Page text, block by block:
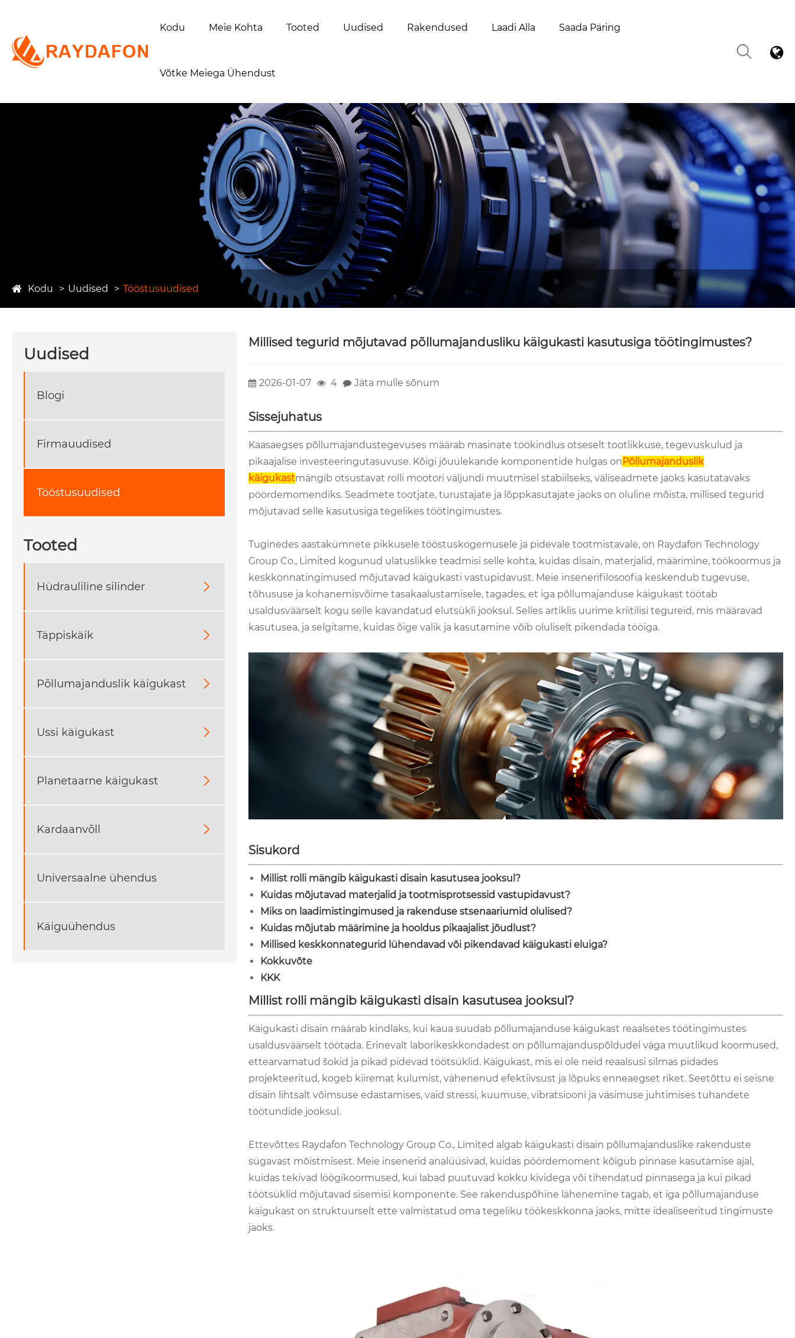
Kodu Meie Kohta Tooted Uudised Rakendused Laadi Alla Saada Päring
Võtke Meiega Ühendust
Kodu Uudised Tööstusuudised
Uudised
Blogi
Firmauudised
Tööstusuudised
Tooted
Hüdrauliline silinder 
Täppiskäik 
Põllumajanduslik käigukast 
Ussi käigukast 
Planetaarne käigukast 
Kardaanvõll 
Universaalne ühendus
Käiguühendus
Millised tegurid mõjutavad põllumajandusliku käigukasti kasutusiga töötingimustes?
2026-01-07 4 Jäta mulle sõnum
Sissejuhatus
Kaasaegses põllumajandustegevuses määrab masinate töökindlus otseselt tootlikkuse, tegevuskulud ja
pikaajalise investeeringutasuvuse. Kõigi jõuülekande komponentide hulgas onPõllumajanduslik
käigukastmängib otsustavat rolli mootori väljundi muutmisel stabiilseks, väliseadmete jaoks kasutatavaks
pöördemomendiks. Seadmete tootjate, turustajate ja lõppkasutajate jaoks on oluline mõista, millised tegurid
mõjutavad selle kasutusiga tegelikes töötingimustes.
Tuginedes aastakümnete pikkusele tööstuskogemusele ja pidevale tootmistavale, on Raydafon Technology
Group Co., Limited kogunud ulatuslikke teadmisi selle kohta, kuidas disain, materjalid, määrimine, töökoormus ja
keskkonnatingimused mõjutavad käigukasti vastupidavust. Meie insenerifilosoofia keskendub tugevuse,
tõhususe ja kohanemisvõime tasakaalustamisele, tagades, et iga põllumajanduse käigukast töötab
usaldusväärselt kogu selle kavandatud elutsükli jooksul. Selles artiklis uurime kriitilisi tegureid, mis määravad
kasutusea, ja selgitame, kuidas õige valik ja kasutamine võib oluliselt pikendada tööiga.
Sisukord
Millist rolli mängib käigukasti disain kasutusea jooksul?
Kuidas mõjutavad materjalid ja tootmisprotsessid vastupidavust?
Miks on laadimistingimused ja rakenduse stsenaariumid olulised?
Kuidas mõjutab määrimine ja hooldus pikaajalist jõudlust?
Millised keskkonnategurid lühendavad või pikendavad käigukasti eluiga?
Kokkuvõte
KKK
Millist rolli mängib käigukasti disain kasutusea jooksul?
Käigukasti disain määrab kindlaks, kui kaua suudab põllumajanduse käigukast reaalsetes töötingimustes
usaldusväärselt töötada. Erinevalt laborikeskkondadest on põllumajanduspõldudel väga muutlikud koormused,
ettearvamatud šokid ja pikad pidevad töötsüklid. Käigukast, mis ei ole neid reaalsusi silmas pidades
projekteeritud, kogeb kiiremat kulumist, vähenenud efektiivsust ja lõpuks enneaegset riket. Seetõttu ei seisne
disain lihtsalt võimsuse edastamises, vaid stressi, kuumuse, vibratsiooni ja väsimuse juhtimises tuhandete
töötundide jooksul.
Ettevõttes Raydafon Technology Group Co., Limited algab käigukasti disain põllumajanduslike rakenduste
sügavast mõistmisest. Meie insenerid analüüsivad, kuidas pöördemoment kõigub pinnase kasutamise ajal,
kuidas tekivad löögikoormused, kui labad puutuvad kokku kividega või tihendatud pinnasega ja kui pikad
töötsüklid mõjutavad sisemisi komponente. See rakenduspõhine lähenemine tagab, et iga põllumajanduse
käigukast on struktuurselt ette valmistatud oma tegeliku töökeskkonna jaoks, mitte idealiseeritud tingimuste
jaoks.